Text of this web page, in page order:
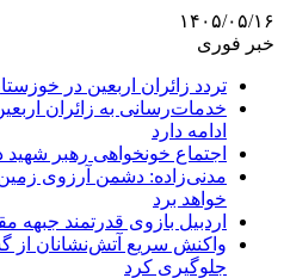
۱۴۰۵/۰۵/۱۶
خبر فوری
تردد زائران اربعین در خوزستان از مرز ۲
خدمات‌رسانی به زائران
ادامه دارد
اجتماع خونخواهی رهبر شهید
مدنی‌زاده: دشمن آرزوی
خواهد برد
اردبیل بازوی قدرتمند جبهه
واکنش سریع آتش‌نشانان از
جلوگیری کرد